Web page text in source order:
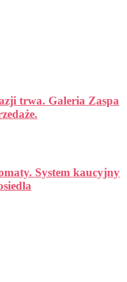
trwa. Galeria Zaspa
System kaucyjny